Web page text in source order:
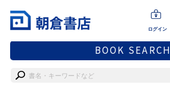
ログイン
BOOK SEARCH